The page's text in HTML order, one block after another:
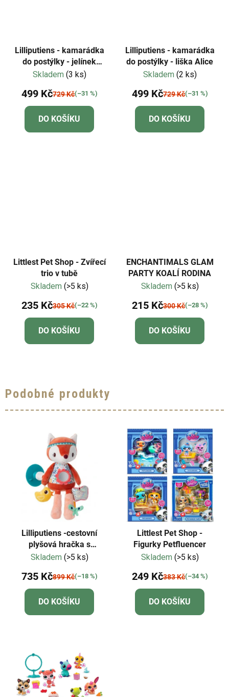
Lilliputiens - kamarádka
do postýlky - jelínek
Stella
Skladem (3 ks)
499 Kč729 Kč(–31 %)
DO KOŠÍKU
Lilliputiens - kamarádka
do postýlky - liška Alice
Skladem (2 ks)
499 Kč729 Kč(–31 %)
DO KOŠÍKU
Littlest Pet Shop - Zvířecí
trio v tubě
Skladem (>5 ks)
235 Kč305 Kč(–22 %)
DO KOŠÍKU
ENCHANTIMALS GLAM
PARTY KOALÍ RODINA
Skladem (>5 ks)
215 Kč300 Kč(–28 %)
DO KOŠÍKU
Podobné produkty
Lilliputiens -cestovní
plyšová hračka s
aktivitami-liška Alice
Skladem (>5 ks)
735 Kč899 Kč(–18 %)
DO KOŠÍKU
Littlest Pet Shop -
Figurky Petfluencer
Skladem (>5 ks)
249 Kč383 Kč(–34 %)
DO KOŠÍKU